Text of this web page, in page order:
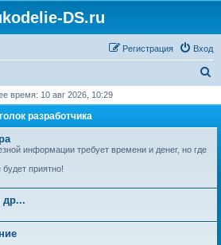
DS.ru
Вход
Регистрация
с
время: 10 авг 2026, 10:29
разработчика
информации требует времени и денег, но где
приятно!
др...